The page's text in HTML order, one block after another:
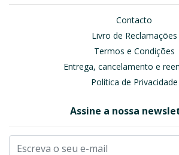
Contacto
Livro de Reclamações
Termos e Condições
Entrega, cancelamento e
Política de Privacidade
Assine a nossa